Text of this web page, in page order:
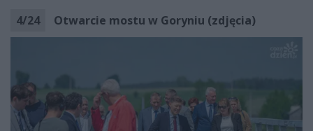
4/24 Otwarcie mostu w Goryniu (zdjęcia)